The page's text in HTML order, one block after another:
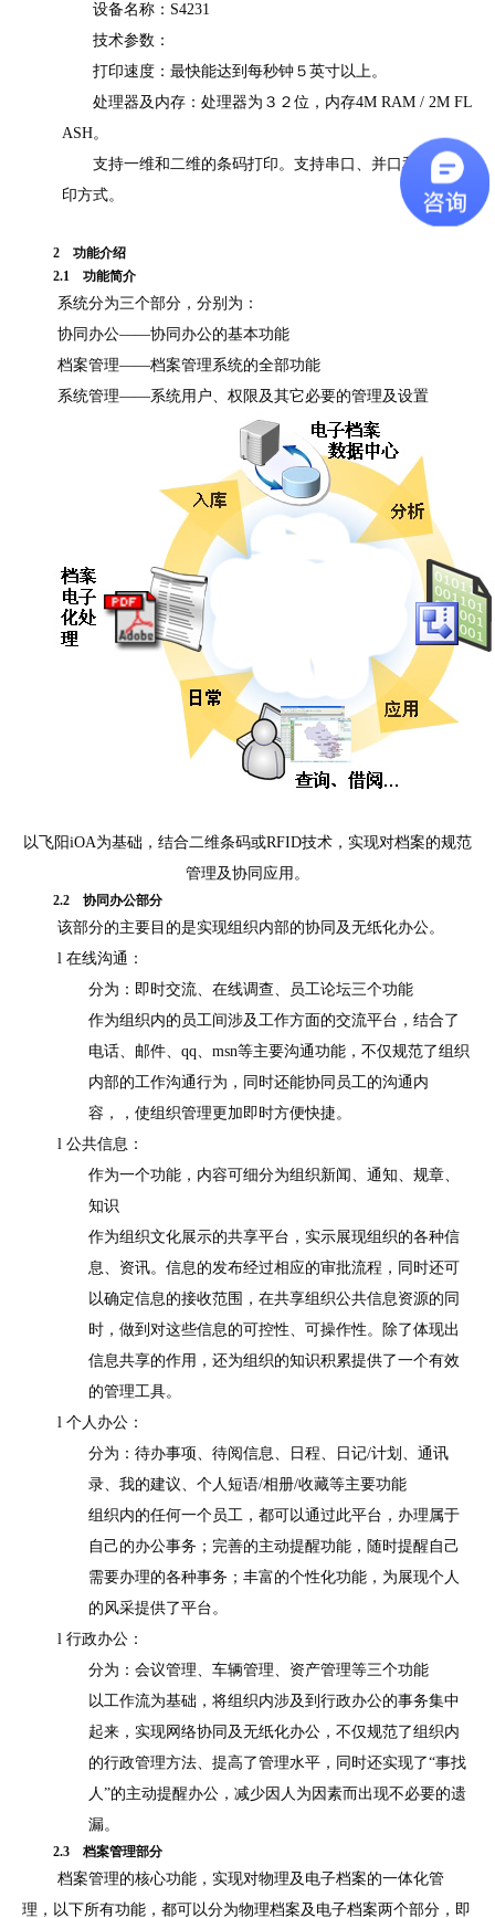
设备名称： S4231
技术参数：
打印速度：最快能达到每秒钟５英寸以上。
处理器及内存：处理器为３２位，内存4M RAM / 2M FL
ASH。
支持一维和二维的条码打印。支持串口、并口和
USB打
印方式。
2 功能介绍
2.1 功能简介
系统分为三个部分，分别为：
协同办公——协同办公的基本功能
档案管理——档案管理系统的全部功能
系统管理——系统用户、权限及其它必要的管理及设置
以飞阳iOA为基础，结合二维条码或RFID技术，实现对档案的规范
管理及协同应用。
2.2 协同办公部分
该部分的主要目的是实现组织内部的协同及无纸化办公。
l 在线沟通：
分为：即时交流、在线调查、员工论坛三个功能
作为组织内的员工间涉及工作方面的交流平台，结合了
电话、邮件、 qq、 msn等主要沟通功能，不仅规范了组织
内部的工作沟通行为，同时还能协同员工的沟通内
容，，使组织管理更加即时方便快捷。
l 公共信息：
作为一个功能，内容可细分为组织新闻、通知、规章、
知识
作为组织文化展示的共享平台，实示展现组织的各种信
息、资讯。信息的发布经过相应的审批流程，同时还可
以确定信息的接收范围，在共享组织公共信息资源的同
时，做到对这些信息的可控性、可操作性。除了体现出
信息共享的作用，还为组织的知识积累提供了一个有效
的管理工具。
l 个人办公：
分为：待办事项、待阅信息、日程、日记/计划、通讯
录、我的建议、个人短语/相册/收藏等主要功能
组织内的任何一个员工，都可以通过此平台，办理属于
自己的办公事务；完善的主动提醒功能，随时提醒自己
需要办理的各种事务；丰富的个性化功能，为展现个人
的风采提供了平台。
l 行政办公：
分为：会议管理、车辆管理、资产管理等三个功能
以工作流为基础，将组织内涉及到行政办公的事务集中
起来，实现网络协同及无纸化办公，不仅规范了组织内
的行政管理方法、提高了管理水平，同时还实现了“事找
人”的主动提醒办公，减少因人为因素而出现不必要的遗
漏。
2.3 档案管理部分
档案管理的核心功能，实现对物理及电子档案的一体化管
理，以下所有功能，都可以分为物理档案及电子档案两个部分，即